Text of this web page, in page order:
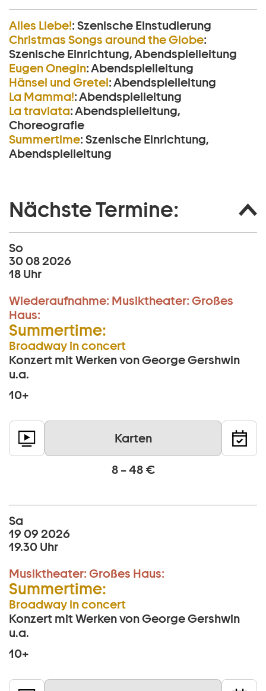
Alles Liebe!: Szenische Einstudierung
Christmas Songs around the Globe:
Szenische Einrichtung, Abendspielleitung
Eugen Onegin:Abendspielleitung
Hänsel und Gretel:Abendspielleitung
La Mamma!:Abendspielleitung
La traviata:Abendspielleitung,
Choreografie
Summertime: Szenische Einrichtung,
Abendspielleitung
Nächste Termine:
So
30 08 2026
18 Uhr
Wiederaufnahme: Musiktheater: Großes
Haus:
Summertime:
Broadway in concert
Konzert mit Werken von George Gershwin
u.a.
10+
Karten
8 – 48 €
Sa
19 09 2026
19.30 Uhr
Musiktheater: Großes Haus:
Summertime:
Broadway in concert
Konzert mit Werken von George Gershwin
u.a.
10+